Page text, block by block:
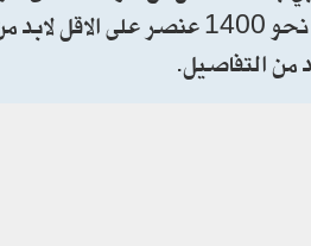
لكن القائمة التي يحملها جهاز الامن الاستخباري
من التفاصيل.